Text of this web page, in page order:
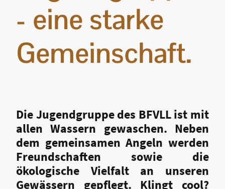
- eine starke
Gemeinschaft.
Die Jugendgruppe des BFVLL ist mit
allen Wassern gewaschen. Neben
dem gemeinsamen Angeln werden
Freundschaften sowie die
ökologische Vielfalt an unseren
Gewässern gepflegt. Klingt cool?